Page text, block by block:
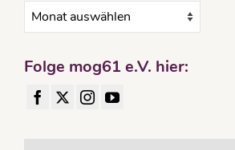
Beitragsarchiv
Folge mog61 e.V. hier: